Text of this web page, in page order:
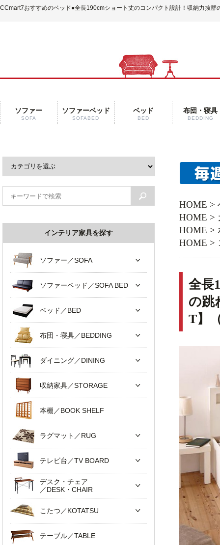
CCmart7おすすめのベッド●全長190cmショート丈のコンパクト設計！収納力抜
ソファー
SOFA
ソファーベッド
SOFABED
ベッド
BED
布団・寝具
BEDDING
HOME >
HOME >
HOME >
HOME >
全長
の跳
T】
インテリア家具を探す
ソファー／SOFA
ソファーベッド／SOFA BED
ベッド／BED
布団・寝具／BEDDING
ダイニング／DINING
収納家具／STORAGE
本棚／BOOK SHELF
ラグマット／RUG
テレビ台／TV BOARD
デスク・チェア
／DESK・CHAIR
こたつ／KOTATSU
テーブル／TABLE